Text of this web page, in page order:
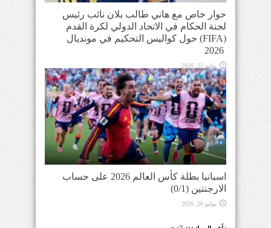
حوار خاص مع هاني طالب بلان نائب رئيس
لجنة الحكام في الاتحاد الدولي لكرة القدم
(FIFA) حول كواليس التحكيم في مونديال
يوليو 22, 2026
اسبانيا بطلة كأس العالم 2026 على حساب
الارجنتين (0/1)
يوليو 20, 2026